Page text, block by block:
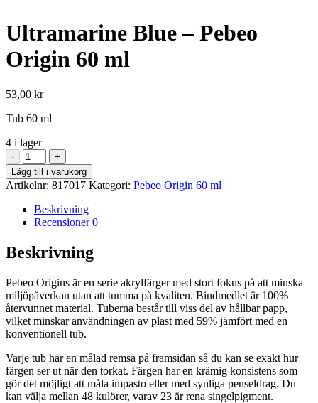
Ultramarine Blue – Pebeo
Origin 60 ml
53,00 kr
Tub 60 ml
4 i lager
-
Ultramarine
Blue
-
Pebeo
Origin
60
mängd
+
Lägg till i varukorg
Artikelnr: 817017 Kategori: Pebeo Origin 60 ml
Beskrivning
Recensioner0
Beskrivning
Pebeo Origins är en serie akrylfärger med stort fokus på att minska
miljöpåverkan utan att tumma på kvaliten. Bindmedlet är 100%
återvunnet material. Tuberna består till viss del av hållbar papp,
vilket minskar användningen av plast med 59% jämfört med en
konventionell tub.
Varje tub har en målad remsa på framsidan så du kan se exakt hur
färgen ser ut när den torkat. Färgen har en krämig konsistens som
gör det möjligt att måla impasto eller med synliga penseldrag. Du
kan välja mellan 48 kulörer, varav 23 är rena singelpigment.